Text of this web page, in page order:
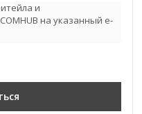
и
на указанный e-